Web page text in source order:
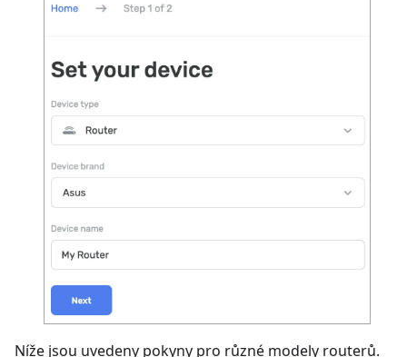
Níže jsou uvedeny pokyny pro různé modely routerů.